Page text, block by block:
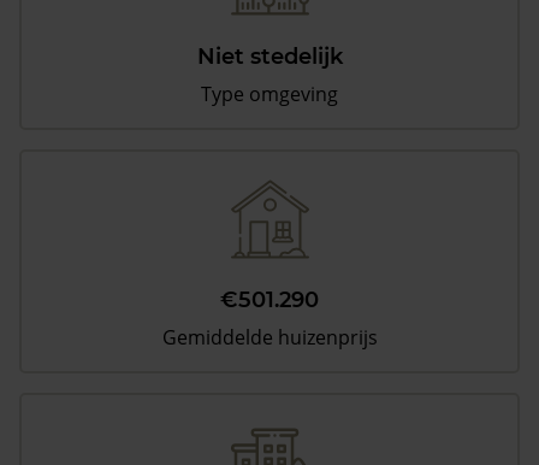
Niet stedelijk
Type omgeving
€501.290
Gemiddelde huizenprijs